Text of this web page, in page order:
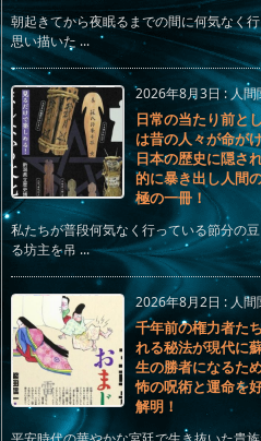
朝起きてから夜眠るまでの間に何気なく
思い描いた ...
2026年8月3日:人
日常の当たり前と
は昔の人々が命が
日本の歴史に隠さ
的に暴き出し人間
極の一冊！
私たちが普段何気なく行っている節分の
る坊主を吊 ...
2026年8月2日 : 人
千年前の権力者た
れる秘法が現代に
生の勝者になるた
怖の呪術と運命を
解明！